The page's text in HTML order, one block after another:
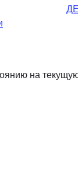
на